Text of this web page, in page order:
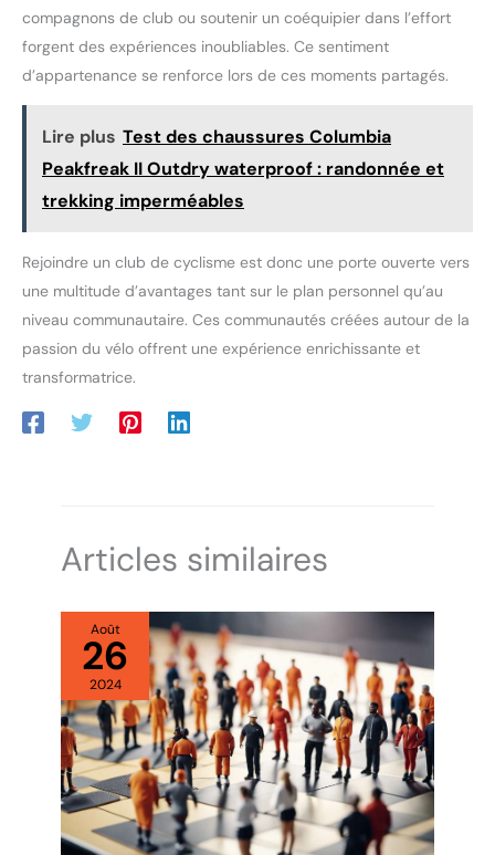
compagnons de club ou soutenir un coéquipier dans l’effort
forgent des expériences inoubliables. Ce sentiment
d’appartenance se renforce lors de ces moments partagés.
Lire plus Test des chaussures Columbia
Peakfreak II Outdry waterproof : randonnée et
trekking imperméables
Rejoindre un club de cyclisme est donc une porte ouverte vers
une multitude d’avantages tant sur le plan personnel qu’au
niveau communautaire. Ces communautés créées autour de la
passion du vélo offrent une expérience enrichissante et
transformatrice.
Articles similaires
Août
26
2024